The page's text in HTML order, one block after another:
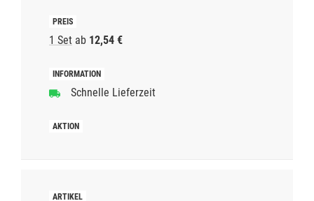
1 Set ab 12,54 €
Schnelle Lieferzeit